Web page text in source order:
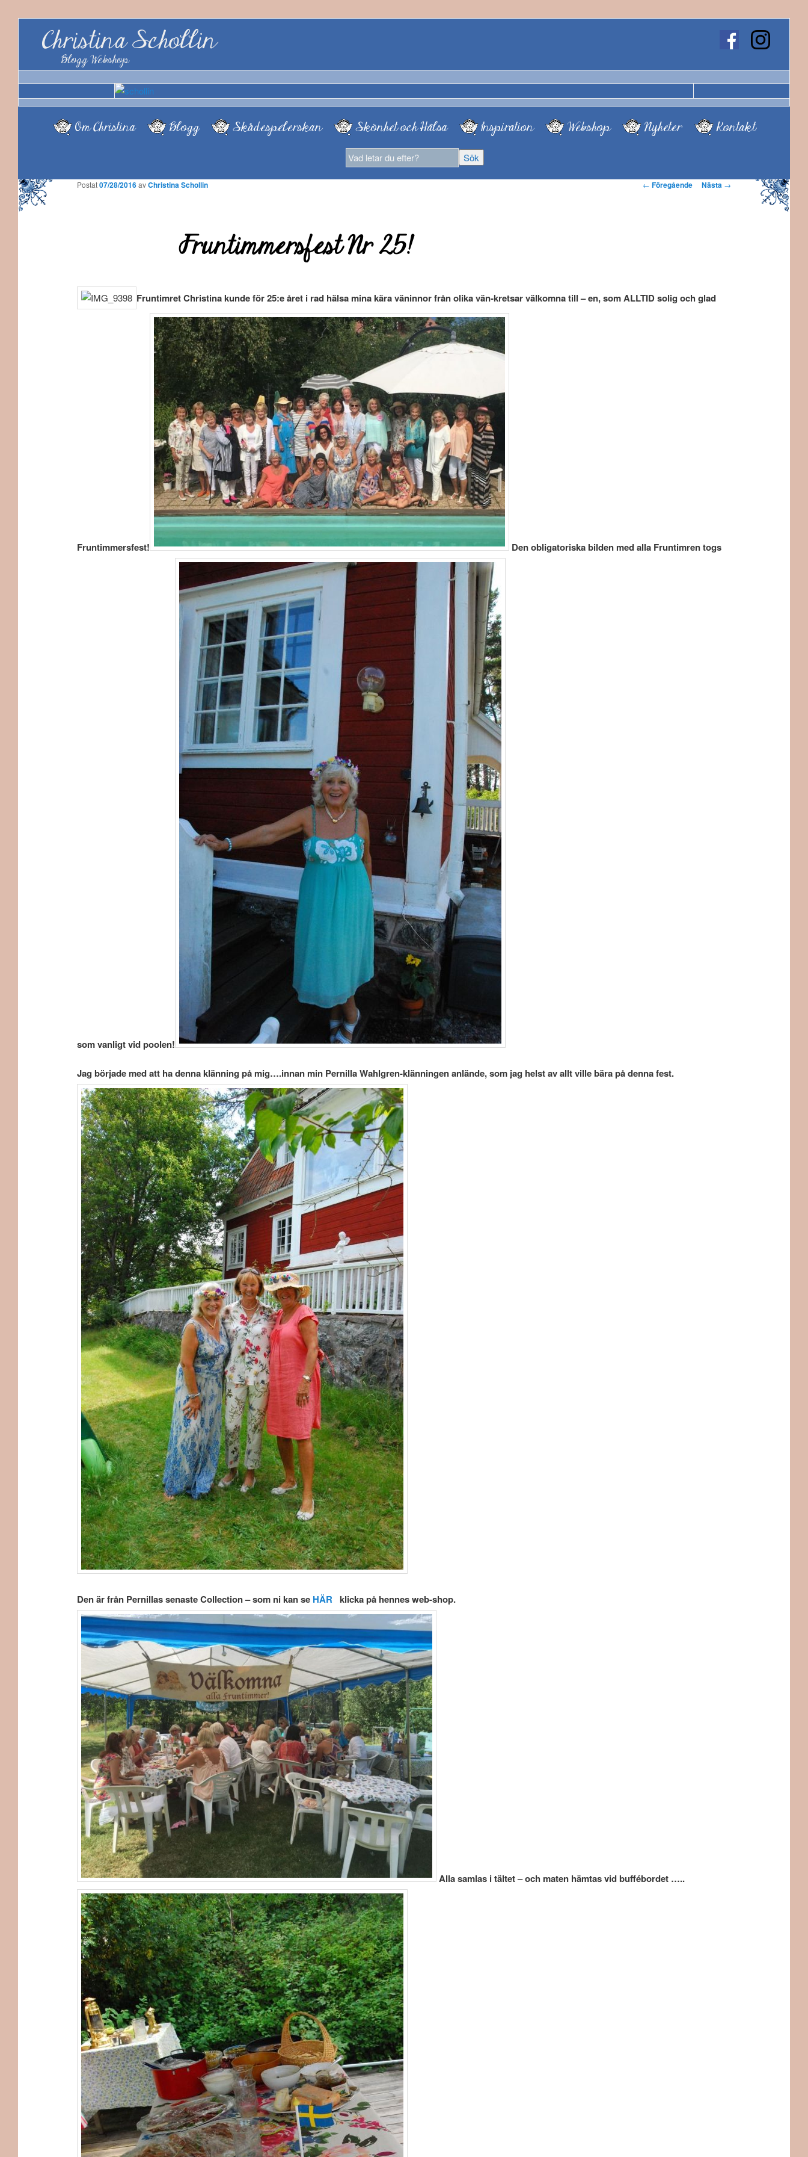
Christina Schollin
Blogg Webshop
Om Christina Blogg Skådespelerskan Skönhet och Hälsa Inspiration Webshop Nyheter Kontakt
Inläggsnavigering
← Föregående Nästa →
Fruntimmersfest Nr 25!
Postat07/28/2016 avChristina Schollin
Fruntimret Christina kunde för 25:e året i rad hälsa mina kära väninnor från olika vän-kretsar välkomna till – en, som ALLTID solig och glad
Fruntimmersfest! Den obligatoriska bilden med alla Fruntimren togs
som vanligt vid poolen!
Jag började med att ha denna klänning på mig….innan min Pernilla Wahlgren-klänningen anlände, som jag helst av allt ville bära på denna fest.
Den är från Pernillas senaste Collection – som ni kan se HÄR klicka på hennes web-shop.
Alla samlas i tältet – och maten hämtas vid buffébordet …..